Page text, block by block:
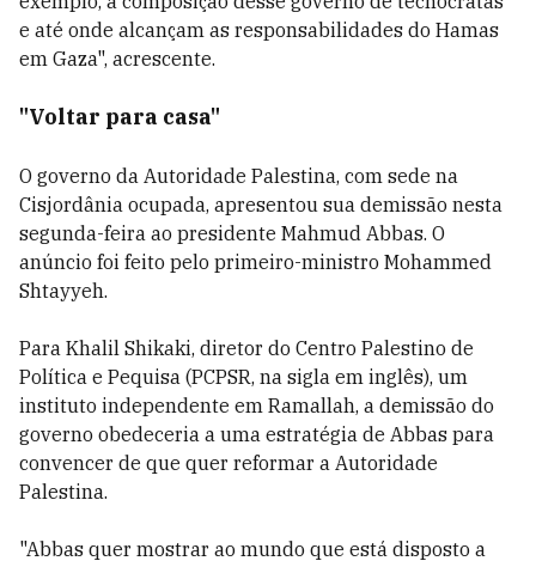
e até onde alcançam as responsabilidades do Hamas
em Gaza", acrescente.
"Voltar para casa"
O governo da Autoridade Palestina, com sede na
Cisjordânia ocupada, apresentou sua demissão nesta
segunda-feira ao presidente Mahmud Abbas. O
anúncio foi feito pelo primeiro-ministro Mohammed
Shtayyeh.
Para Khalil Shikaki, diretor do Centro Palestino de
Política e Pequisa (PCPSR, na sigla em inglês), um
instituto independente em Ramallah, a demissão do
governo obedeceria a uma estratégia de Abbas para
convencer de que quer reformar a Autoridade
Palestina.
"Abbas quer mostrar ao mundo que está disposto a